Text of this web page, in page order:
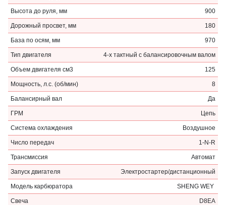
Высота до руля, мм 900
Дорожный просвет, мм 180
База по осям, мм 970
Тип двигателя 4-х тактный с балансировочным валом
Объем двигателя см3 125
Мощность, л.с. (об/мин) 8
Балансирный вал Да
ГРМ Цепь
Система охлаждения Воздушное
Число передач 1-N-R
Трансмиссия Автомат
Запуск двигателя Электростартер/дистанционный
Модель карбюратора SHENG WEY
Свеча D8EA